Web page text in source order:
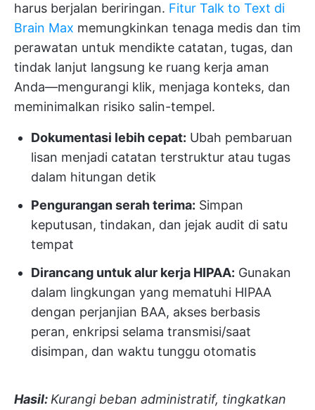
harus berjalan beriringan. Fitur Talk to Text di
Brain Max memungkinkan tenaga medis dan tim
perawatan untuk mendikte catatan, tugas, dan
tindak lanjut langsung ke ruang kerja aman
Anda—mengurangi klik, menjaga konteks, dan
meminimalkan risiko salin-tempel.
Dokumentasi lebih cepat: Ubah pembaruan
lisan menjadi catatan terstruktur atau tugas
dalam hitungan detik
Pengurangan serah terima: Simpan
keputusan, tindakan, dan jejak audit di satu
tempat
Dirancang untuk alur kerja HIPAA: Gunakan
dalam lingkungan yang mematuhi HIPAA
dengan perjanjian BAA, akses berbasis
peran, enkripsi selama transmisi/saat
disimpan, dan waktu tunggu otomatis
Hasil: Kurangi beban administratif, tingkatkan